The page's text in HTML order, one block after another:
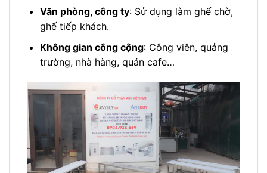
Văn phòng, công ty: Sử dụng làm ghế chờ,
ghế tiếp khách.
Không gian công cộng: Công viên, quảng
trường, nhà hàng, quán cafe…